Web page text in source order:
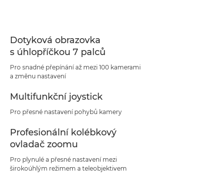
Dotyková obrazovka
s úhlopříčkou 7 palců
Pro snadné přepínání až mezi 100 kamerami
a změnu nastavení
Multifunkční joystick
Pro přesné nastavení pohybů kamery
Profesionální kolébkový
ovladač zoomu
Pro plynulé a přesné nastavení mezi
širokoúhlým režimem a teleobjektivem